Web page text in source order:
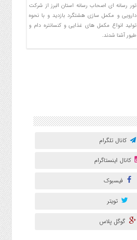
تور رسانه ای اصحاب رسانه استان البرز از شرکت
دارویی و مکمل سازی هشتگرد بازدید و با نحوه
تولید انواع مکمل های غذایی و کنسانتره دام و
طیور آشنا شدند.
کانال تلگرام
کانال اینستاگرام
فیسبوک
تویتر
گوگل پلاس